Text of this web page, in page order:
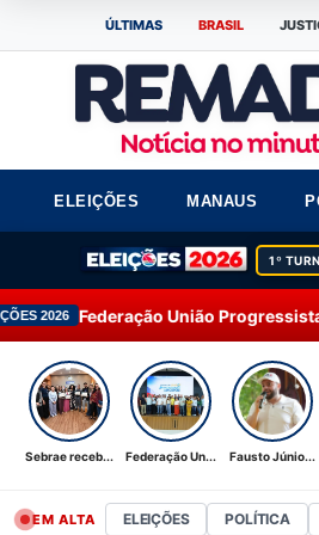
ÚLTIMAS BRASIL
ELEIÇÕES MANAUS
1º
União Progressista amplia atuação
Sebrae receb... Federação Un... Fausto Júnio...
EM ALTA ELEIÇÕES POLÍTICA